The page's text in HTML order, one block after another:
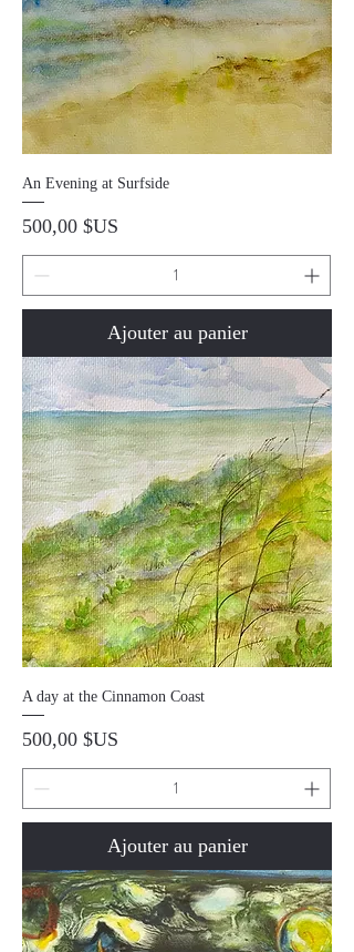
An Evening at Surfside
Prix
500,00 $US
Ajouter au panier
A day at the Cinnamon Coast
Prix
500,00 $US
Ajouter au panier